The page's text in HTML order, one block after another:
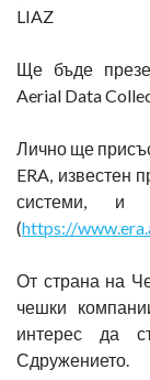
LIAZ
Ще бъде
Aerial Data
Лично ще
ERA, известен
системи, и
(https://
От страна на
чешки
интерес да
Сдружението.